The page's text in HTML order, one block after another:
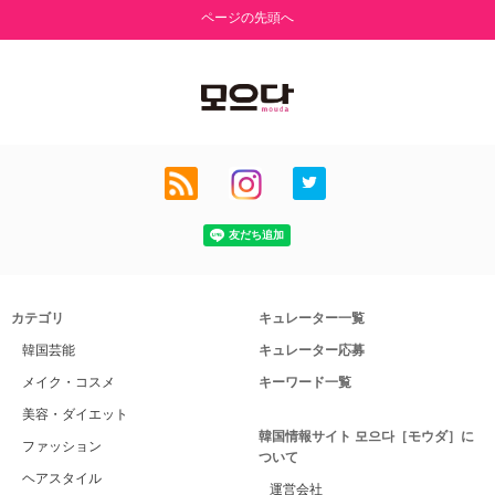
ページの先頭へ
カテゴリ
韓国芸能
メイク・コスメ
美容・ダイエット
ファッション
ヘアスタイル
キュレーター一覧
キュレーター応募
キーワード一覧
韓国情報サイト 모으다［モウダ］に
ついて
運営会社